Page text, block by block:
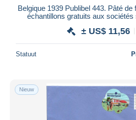
Belgique 1939 Publibel 443. Pâté de
échantillons gratuits aux
± US$ 11,56
Statuut
Nieuw